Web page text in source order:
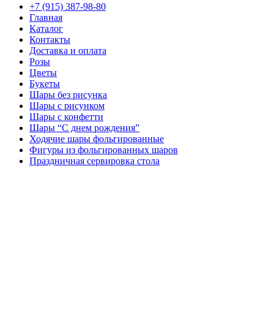
+7 (915) 387-98-80
Главная
Каталог
Контакты
Доставка и оплата
Розы
Цветы
Букеты
Шары без рисунка
Шары с рисунком
Шары с конфетти
Шары “С днем рождения”
Ходячие шары фольгированные
Фигуры из фольгированных шаров
Праздничная сервировка стола